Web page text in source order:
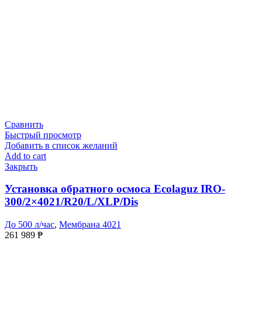
Сравнить
Быстрый просмотр
Добавить в список желаний
Add to cart
Закрыть
Установка обратного осмоса Ecolaguz IRO-
300/2×4021/R20/L/XLP/Dis
До 500 л/час, Мембрана 4021
261 989 ₱